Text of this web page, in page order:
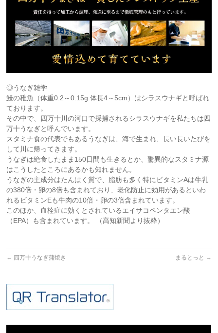
◎うなぎ雑学
鰻の稚魚（体重0.2～0.15g 体長4～5cm）はシラスウナギと呼ばれ
ております。
その中で、四万十川の河口で採捕されるシラスウナギを私たちは四
万十うなぎと呼んでいます。
スタミナ食の代表でもあるうなぎは、海で生まれ、長い長いたびを
して川に帰ってきます。
うなぎは絶食したまま150日間も生きるとか、驚異的なスタミナ源
はこうしたところにあるかも知れません。
うなぎの主成分はたんぱく質で、脂肪も多く特にビタミンAは牛乳
の380倍・卵の8倍も含まれており、老化防止に効用があるといわ
れるビタミンEも牛肉の10倍・卵の3倍含まれています。
このほか、血栓症に効くとされているエイサコペンタエン酸
（EPA）も含まれています。 （高知新聞より抜粋）
← 四万十うなぎ蒲焼き まるとっと →